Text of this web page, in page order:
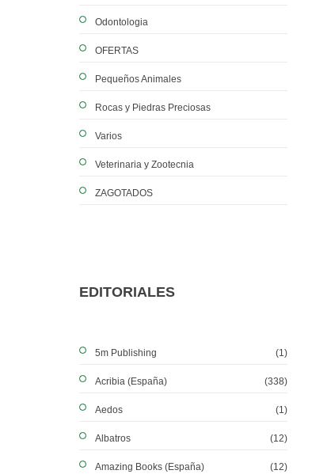
Odontologia
OFERTAS
Pequeños Animales
Rocas y Piedras Preciosas
Varios
Veterinaria y Zootecnia
ZAGOTADOS
EDITORIALES
5m Publishing (1)
Acribia (España) (338)
Aedos (1)
Albatros (12)
Amazing Books (España) (12)